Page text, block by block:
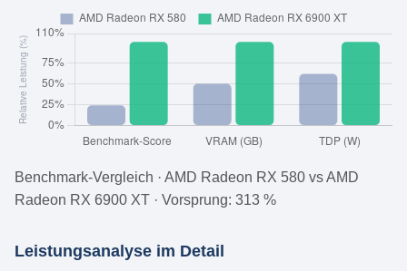
Benchmark-Vergleich · AMD Radeon RX 580 vs AMD
Radeon RX 6900 XT · Vorsprung: 313 %
Leistungsanalyse im Detail